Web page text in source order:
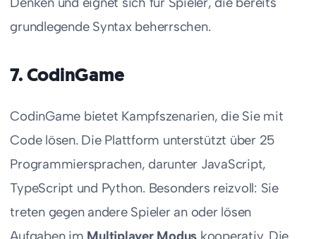
grundlegende Syntax beherrschen.
7. CodinGame
CodinGame bietet Kampfszenarien, die Sie mit
Code lösen. Die Plattform unterstützt über 25
Programmiersprachen, darunter JavaScript,
TypeScript und Python. Besonders reizvoll: Sie
treten gegen andere Spieler an oder lösen